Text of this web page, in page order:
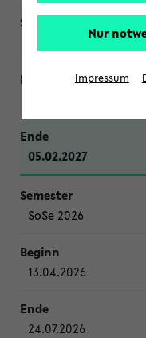
WiSe 2026/2027
05.02.2027
SoSe 2026
13.04.2026
24.07.2026
Nur
Impressum